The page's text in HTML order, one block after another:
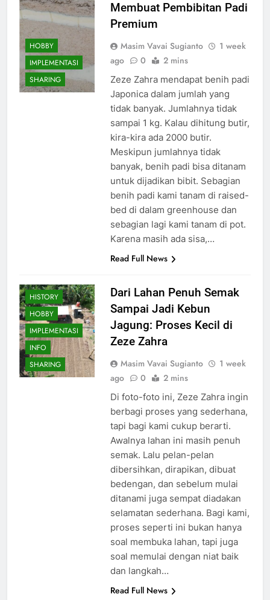
HOBBY
IMPLEMENTASI
SHARING
Membuat Pembibitan Padi
Premium
Masim Vavai Sugianto
1 week
ago
0 2 mins
Zeze Zahra mendapat benih padi
Japonica dalam jumlah yang
tidak banyak. Jumlahnya tidak
sampai 1 kg. Kalau dihitung butir,
kira-kira ada 2000 butir.
Meskipun jumlahnya tidak
banyak, benih padi bisa ditanam
untuk dijadikan bibit. Sebagian
benih padi kami tanam di raised-
bed di dalam greenhouse dan
sebagian lagi kami tanam di pot.
Karena masih ada sisa,…
Read Full News
HISTORY
HOBBY
IMPLEMENTASI
INFO
SHARING
Dari Lahan Penuh Semak
Sampai Jadi Kebun
Jagung: Proses Kecil di
Zeze Zahra
Masim Vavai Sugianto
1 week
ago
0 2 mins
Di foto-foto ini, Zeze Zahra ingin
berbagi proses yang sederhana,
tapi bagi kami cukup berarti.
Awalnya lahan ini masih penuh
semak. Lalu pelan-pelan
dibersihkan, dirapikan, dibuat
bedengan, dan sebelum mulai
ditanami juga sempat diadakan
selamatan sederhana. Bagi kami,
proses seperti ini bukan hanya
soal membuka lahan, tapi juga
soal memulai dengan niat baik
dan langkah…
Read Full News